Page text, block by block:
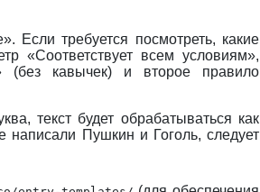
Если требуется посмотреть, какие
«Соответствует всем условиям»,
(без кавычек) и второе правило
текст будет обрабатываться как
написали Пушкин и Гоголь, следует